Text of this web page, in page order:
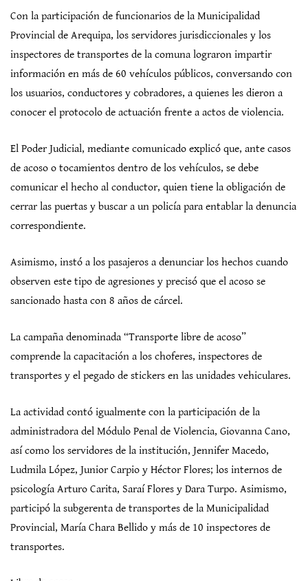
Con la participación de funcionarios de la Municipalidad
Provincial de Arequipa, los servidores jurisdiccionales y los
inspectores de transportes de la comuna lograron impartir
información en más de 60 vehículos públicos, conversando con
los usuarios, conductores y cobradores, a quienes les dieron a
conocer el protocolo de actuación frente a actos de violencia.
El Poder Judicial, mediante comunicado explicó que, ante casos
de acoso o tocamientos dentro de los vehículos, se debe
comunicar el hecho al conductor, quien tiene la obligación de
cerrar las puertas y buscar a un policía para entablar la denuncia
correspondiente.
Asimismo, instó a los pasajeros a denunciar los hechos cuando
observen este tipo de agresiones y precisó que el acoso se
sancionado hasta con 8 años de cárcel.
La campaña denominada “Transporte libre de acoso”
comprende la capacitación a los choferes, inspectores de
transportes y el pegado de stickers en las unidades vehiculares.
La actividad contó igualmente con la participación de la
administradora del Módulo Penal de Violencia, Giovanna Cano,
así como los servidores de la institución, Jennifer Macedo,
Ludmila López, Junior Carpio y Héctor Flores; los internos de
psicología Arturo Carita, Saraí Flores y Dara Turpo. Asimismo,
participó la subgerenta de transportes de la Municipalidad
Provincial, María Chara Bellido y más de 10 inspectores de
transportes.